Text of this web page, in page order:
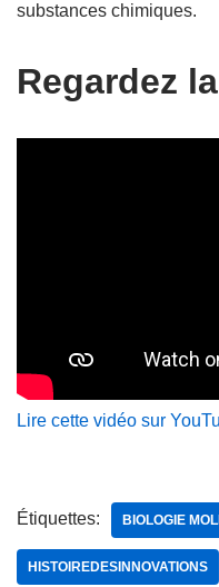
substances chimiques.
Regardez
Lire cette vidéo sur
Étiquettes: BIOLOGIE
HISTOIREDESINNOVATIONS